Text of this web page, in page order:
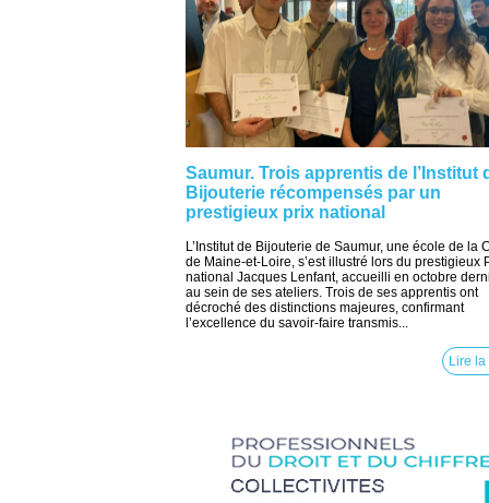
Saumur. Trois apprentis de l’Institut
Bijouterie récompensés par un
prestigieux prix national
L’Institut de Bijouterie de Saumur, une école de la
de Maine-et-Loire, s’est illustré lors du prestigieux
national Jacques Lenfant, accueilli en octobre
au sein de ses ateliers. Trois de ses apprentis ont
décroché des distinctions majeures, confirmant
l’excellence du savoir‑faire transmis...
Lire la